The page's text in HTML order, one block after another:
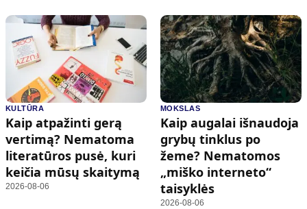
KULTŪRA
Kaip atpažinti gerą
vertimą? Nematoma
literatūros pusė, kuri
keičia mūsų skaitymą
2026-08-06
MOKSLAS
Kaip augalai išnaudoja
grybų tinklus po
žeme? Nematomos
„miško interneto“
taisyklės
2026-08-06